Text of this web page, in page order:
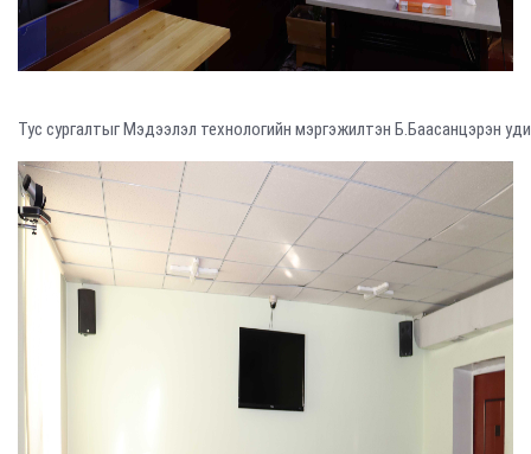
Тус сургалтыг Мэдээлэл технологийн мэргэжилтэн Б.Баасанцэрэн